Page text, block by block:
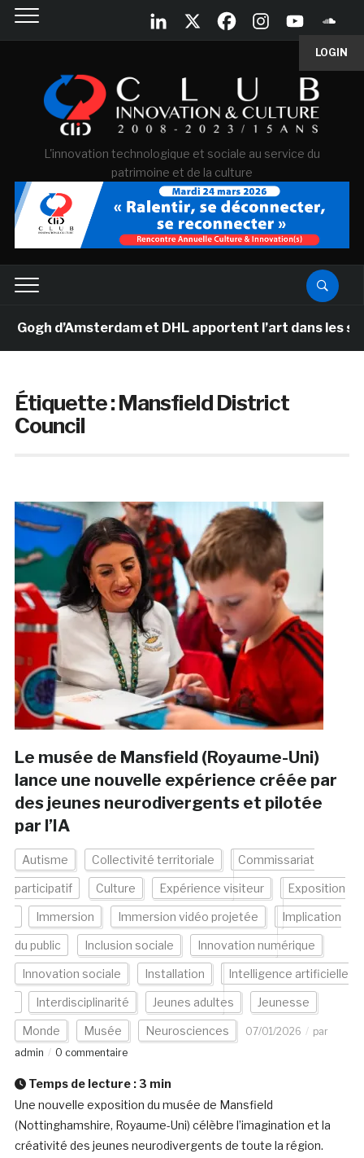
LOGIN
L'innovation technologique et sociale au service du
patrimoine et de la culture
d’Amsterdam et DHL apportent l’art dans les
Étiquette :Mansfield District
Council
Le musée de Mansfield (Royaume-Uni)
lance une nouvelle expérience créée par
des jeunes neurodivergents et pilotée
par l’IA
Autisme Collectivité territoriale Commissariat
participatif Culture Expérience visiteur Exposition
Immersion Immersion vidéo projetée Implication
du public Inclusion sociale Innovation numérique
Innovation sociale Installation Intelligence artificielle
Interdisciplinarité Jeunes adultes Jeunesse
Monde Musée Neurosciences 07/01/2026
par
admin
0 commentaire
Temps de lecture : 3 min
Une nouvelle exposition du musée de Mansfield
(Nottinghamshire, Royaume-Uni) célèbre l’imagination et la
créativité des jeunes neurodivergents de toute la région.